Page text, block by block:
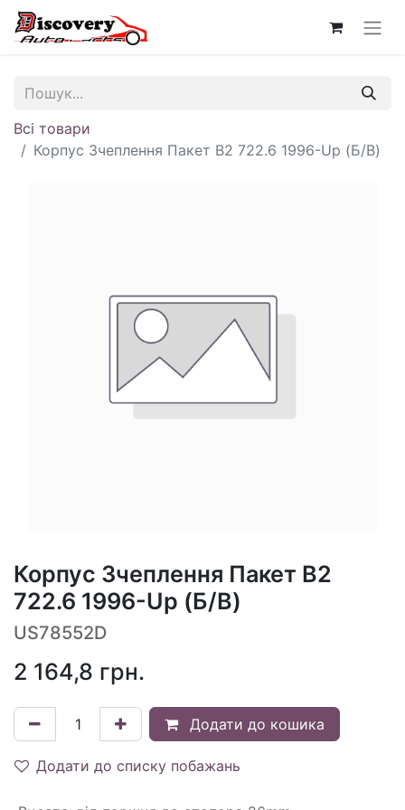
Всі товари
Корпус Зчеплення Пакет B2 722.6 1996-Up (Б/В)
Корпус Зчеплення Пакет B2
722.6 1996-Up (Б/В)
US78552D
2 164,8 грн.
Додати до кошика
Додати до списку побажань